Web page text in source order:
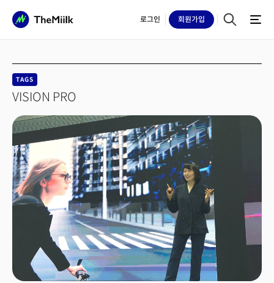
로그인 회원가입
TAGS
VISION PRO